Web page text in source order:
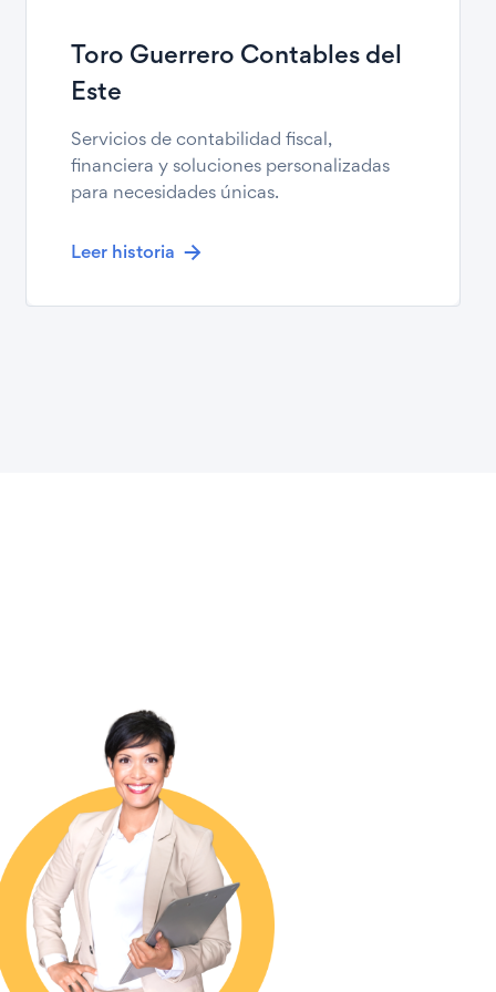
Toro Guerrero Contables del
Este
Servicios de contabilidad fiscal,
financiera y soluciones personalizadas
para necesidades únicas.
Leer historia